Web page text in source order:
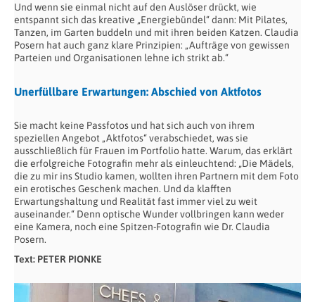
Und wenn sie einmal nicht auf den Auslöser drückt, wie
entspannt sich das kreative „Energiebündel“ dann: Mit Pilates,
Tanzen, im Garten buddeln und mit ihren beiden Katzen. Claudia
Posern hat auch ganz klare Prinzipien: „Aufträge von gewissen
Parteien und Organisationen lehne ich strikt ab.“
Unerfüllbare Erwartungen: Abschied von Aktfotos
Sie macht keine Passfotos und hat sich auch von ihrem
speziellen Angebot „Aktfotos“ verabschiedet, was sie
ausschließlich für Frauen im Portfolio hatte. Warum, das erklärt
die erfolgreiche Fotografin mehr als einleuchtend: „Die Mädels,
die zu mir ins Studio kamen, wollten ihren Partnern mit dem Foto
ein erotisches Geschenk machen. Und da klafften
Erwartungshaltung und Realität fast immer viel zu weit
auseinander.“ Denn optische Wunder vollbringen kann weder
eine Kamera, noch eine Spitzen-Fotografin wie Dr. Claudia
Posern.
Text: PETER PIONKE